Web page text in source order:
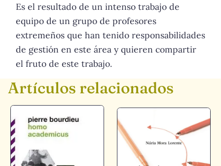
Es el resultado de un intenso trabajo de
equipo de un grupo de profesores
extremeños que han tenido responsabilidades
de gestión en este área y quieren compartir
el fruto de este trabajo.
Artículos relacionados